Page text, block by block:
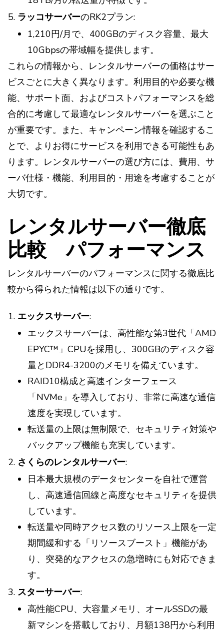
ラッコサーバーのRK2プラン:
1,210円/月で、400GBのディスク容量、最大
10Gbpsの帯域幅を提供します。
これらの情報から、レンタルサーバーの価格はサー
ビスごとに大きく異なります。利用目的や必要な機
能、サポート面、およびコストパフォーマンスを総
合的に考慮して最適なレンタルサーバーを選ぶこと
が重要です。また、キャンペーン情報を確認するこ
とで、よりお得にサービスを利用できる可能性もあ
ります。レンタルサーバーの選び方には、費用、サ
ーバ仕様・機能、利用目的・用途を考慮することが
大切です。
レンタルサーバー徹底
比較 パフォーマンス
レンタルサーバーのパフォーマンスに関する徹底比
較から得られた情報は以下の通りです。
エックスサーバー:
エックスサーバーは、高性能な第3世代「AMD
EPYC™」CPUを採用し、300GBのディスク容
量とDDR4-3200のメモリを備えています。
RAID10構成と高速インターフェース
「NVMe」を導入しており、非常に高速な通信
速度を実現しています。
転送量の上限は無制限で、セキュリティ対策や
バックアップ機能も充実しています。
さくらのレンタルサーバー:
日本最大規模のデータセンターを自社で運営
し、高速通信回線と高度なセキュリティを提供
しています。
転送量や同時アクセス数のリソース上限を一定
期間緩和する「リソースブースト」機能があ
り、突発的なアクセスの急増時にも対応できま
す。
スターサーバー:
高性能CPU、大容量メモリ、オールSSDの最
新マシンを搭載しており、月額138円から利用